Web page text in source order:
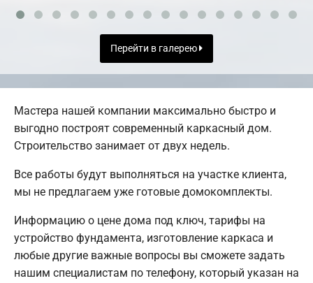
Перейти в галерею
Мастера нашей компании максимально быстро и
выгодно построят современный каркасный дом.
Строительство занимает от двух недель.
Все работы будут выполняться на участке клиента,
мы не предлагаем уже готовые домокомплекты.
Информацию о цене дома под ключ, тарифы на
устройство фундамента, изготовление каркаса и
любые другие важные вопросы вы сможете задать
нашим специалистам по телефону, который указан на